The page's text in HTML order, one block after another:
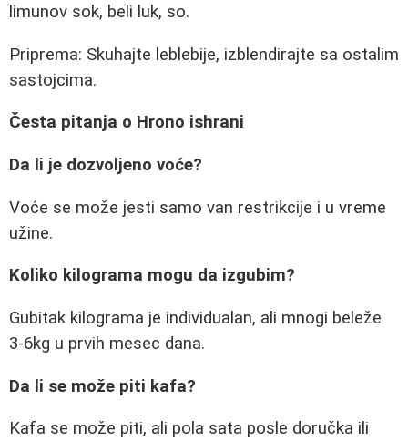
limunov sok, beli luk, so.
Priprema: Skuhajte leblebije, izblendirajte sa ostalim
sastojcima.
Česta pitanja o Hrono ishrani
Da li je dozvoljeno voće?
Voće se može jesti samo van restrikcije i u vreme
užine.
Koliko kilograma mogu da izgubim?
Gubitak kilograma je individualan, ali mnogi beleže
3-6kg u prvih mesec dana.
Da li se može piti kafa?
Kafa se može piti, ali pola sata posle doručka ili